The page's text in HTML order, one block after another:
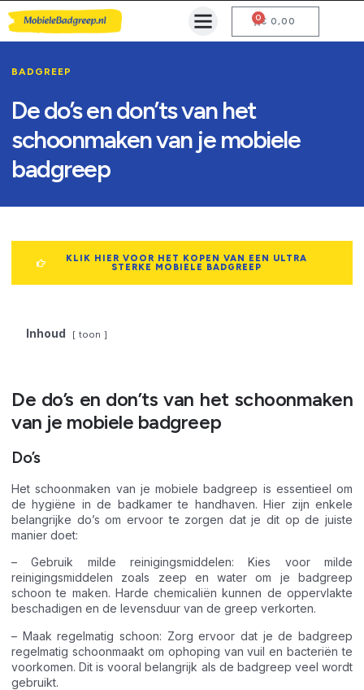
€ 0,00
0
BADGREEP
De do’s en don’ts van het
schoonmaken van je mobiele
badgreep
KLIK HIER VOOR HET KOPEN VAN EEN ULTRA
STERKE MOBIELE BADGREEP
Inhoud toon
De do’s en don’ts van het schoonmaken
van je mobiele badgreep
Do’s
Het schoonmaken van je mobiele badgreep is essentieel om
de hygiëne in de badkamer te handhaven. Hier zijn enkele
belangrijke do’s om ervoor te zorgen dat je dit op de juiste
manier doet:
– Gebruik milde reinigingsmiddelen: Kies voor milde
reinigingsmiddelen zoals zeep en water om je badgreep
schoon te maken. Harde chemicaliën kunnen de oppervlakte
beschadigen en de levensduur van de greep verkorten.
– Maak regelmatig schoon: Zorg ervoor dat je de badgreep
regelmatig schoonmaakt om ophoping van vuil en bacteriën te
voorkomen. Dit is vooral belangrijk als de badgreep veel wordt
gebruikt.